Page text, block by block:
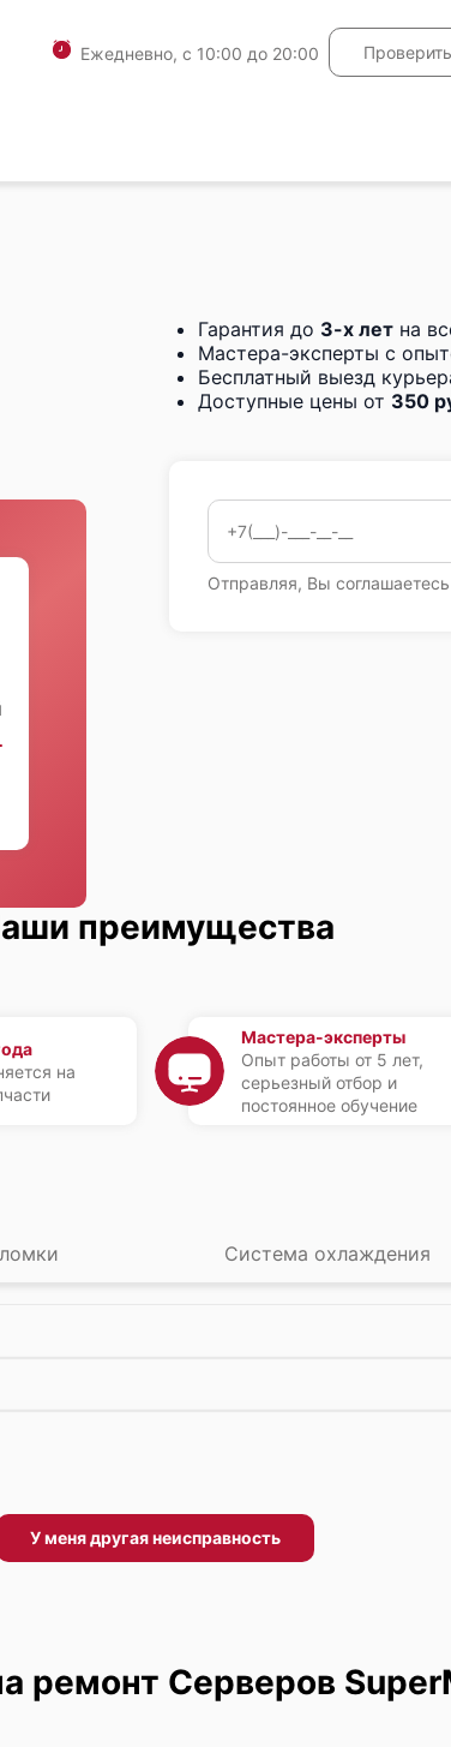
Ежедневно, с 10:00 до 20:00
Гарантия до 3-х летна
Мастера-эксперты с
Бесплатный выезд
Доступные цены от 350
Отправляя, Вы
преимущества
на
Мастера-эксперты
Опыт работы от 5 лет,
серьезный отбор и
постоянное обучение
Система охлаждения
У меня другая неисправность
ремонт Серверов